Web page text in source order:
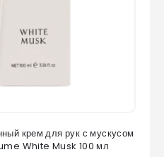
крем для рук с мускусом
White Musk 100 мл